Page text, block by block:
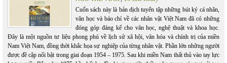
Cuốn sách này là bản dịch tuyển tập những bút ký cá nhân,
văn học và báo chí về các nhân vật Việt Nam đã có những
đóng góp đáng kể cho văn học, nghệ thuật và khoa học.
Đây là một nguồn tư liệu phong phú về lịch sử xã hội, văn hóa và chính trị của miền
Nam Việt Nam, đồng thời khắc họa sự nghiệp của từng nhân vật. Phần lớn những người
được đề cập nổi bật trong giai đoạn 1954 – 1975. Sau khi miền Nam thất thủ vào tay lực